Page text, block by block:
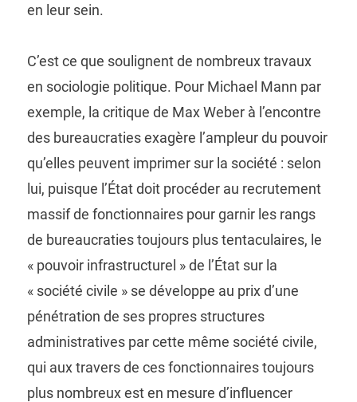
en leur sein.
C’est ce que soulignent de nombreux travaux
en sociologie politique. Pour Michael Mann par
exemple, la critique de Max Weber à l’encontre
des bureaucraties exagère l’ampleur du pouvoir
qu’elles peuvent imprimer sur la société : selon
lui, puisque l’État doit procéder au recrutement
massif de fonctionnaires pour garnir les rangs
de bureaucraties toujours plus tentaculaires, le
« pouvoir infrastructurel » de l’État sur la
« société civile » se développe au prix d’une
pénétration de ses propres structures
administratives par cette même société civile,
qui aux travers de ces fonctionnaires toujours
plus nombreux est en mesure d’influencer